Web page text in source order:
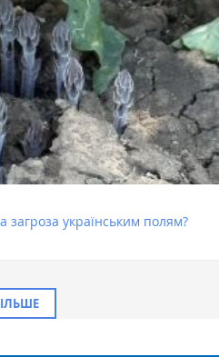
загроза українським полям?